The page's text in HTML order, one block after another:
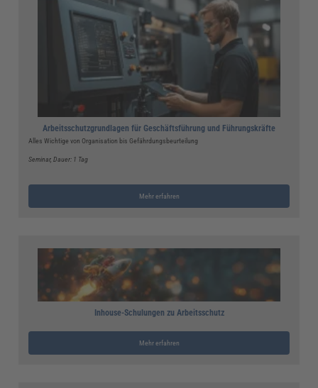
Arbeitsschutzgrundlagen für Geschäftsführung und Führungskräfte
Alles Wichtige von Organisation bis Gefährdungsbeurteilung
Seminar, Dauer: 1 Tag
Mehr erfahren
Inhouse-Schulungen zu Arbeitsschutz
Mehr erfahren